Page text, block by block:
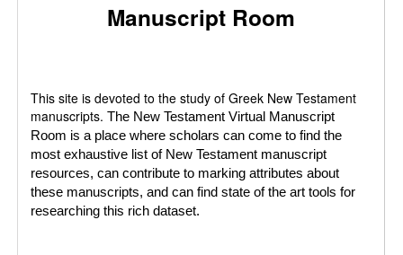
Manuscript Room
This site is devoted to the study of Greek New Testament
manuscripts. The New Testament Virtual Manuscript
Room is a place where scholars can come to find the
most exhaustive list of New Testament manuscript
resources, can contribute to marking attributes about
these manuscripts, and can find state of the art tools for
researching this rich dataset.